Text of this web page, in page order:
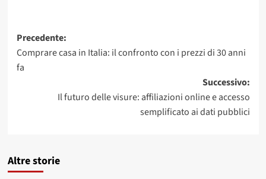
Navigazione
articolo
Precedente:
Comprare casa in Italia: il confronto con i prezzi di 30 anni
fa
Successivo:
Il futuro delle visure: affiliazioni online e accesso
semplificato ai dati pubblici
Altre storie